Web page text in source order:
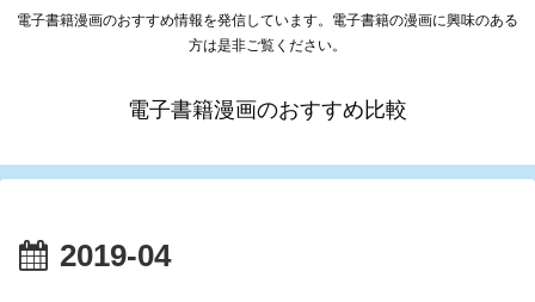
電子書籍漫画のおすすめ情報を発信しています。電子書籍の漫画に興味のある
方は是非ご覧ください。
電子書籍漫画のおすすめ比較
2019-04